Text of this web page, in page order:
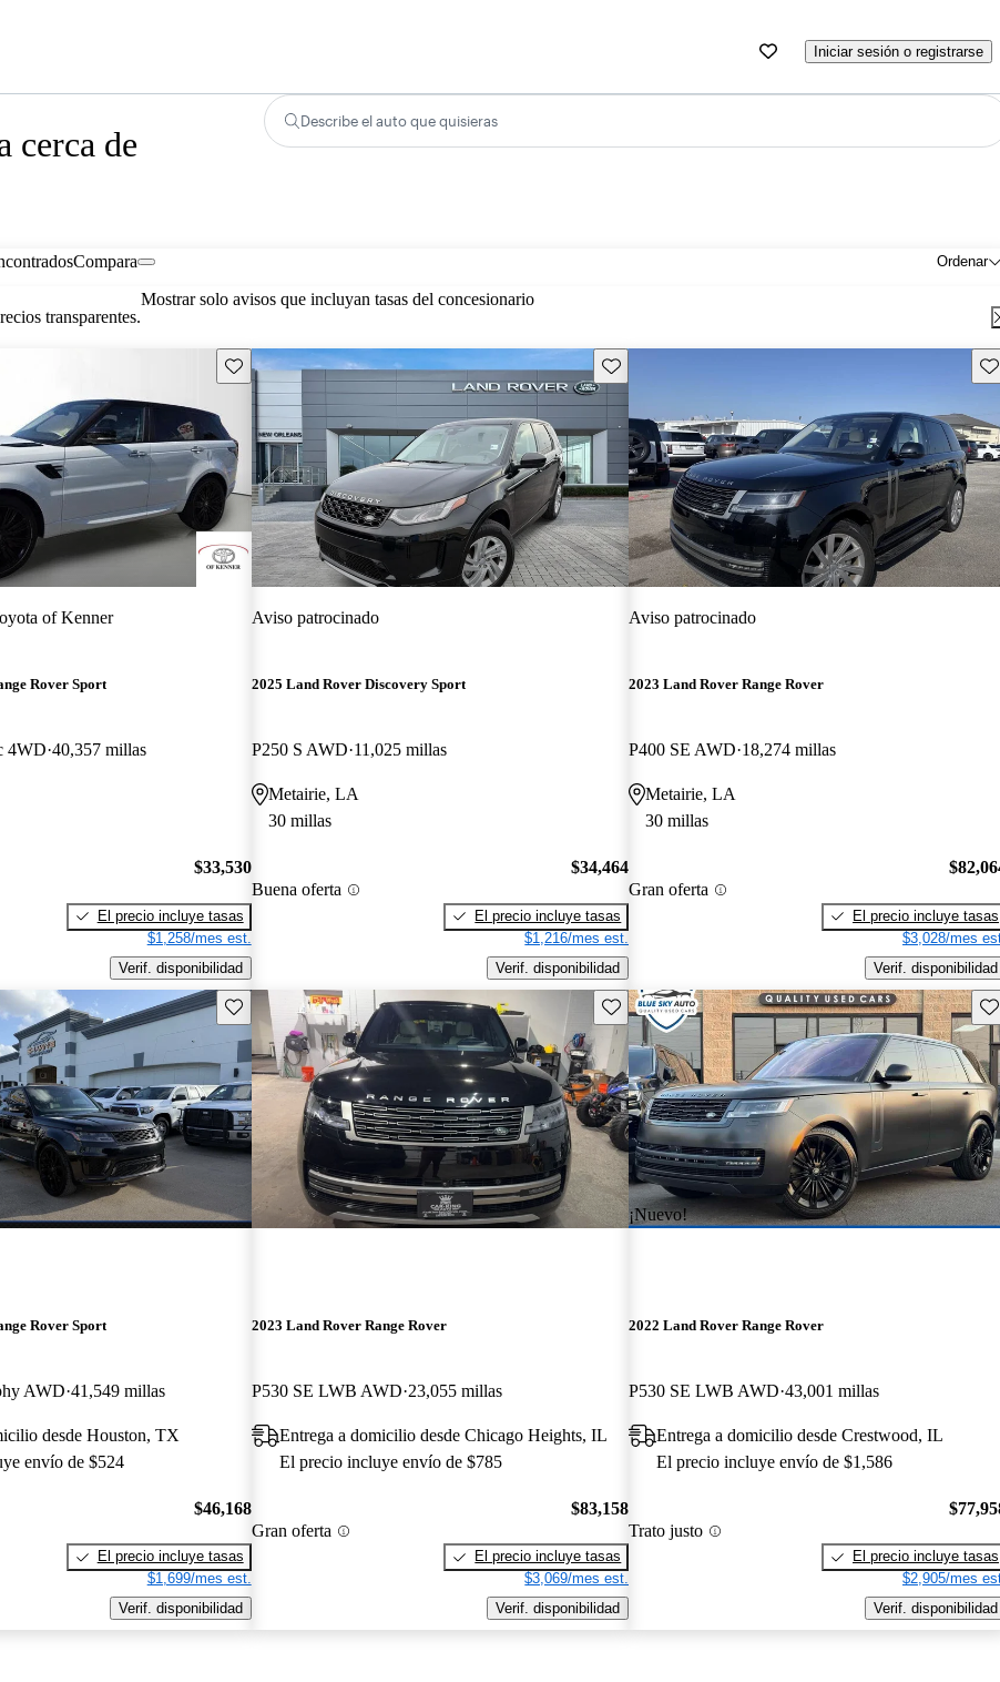
Iniciar sesión o registrarse
cerca de
Describe el auto que quisieras
Ordenar
Compara
transparentes.
Mostrar solo avisos que incluyan tasas del concesionario
Guarda este Aviso
of Kenner
Rover Sport
4WD 40,357 millas
$33,530
El precio incluye tasas
$1,258/mes est.
Verif. disponibilidad
Guarda este Aviso
Aviso patrocinado
2025 Land Rover Discovery Sport
P250 S AWD 11,025 millas
Metairie, LA
30 millas
Buena oferta
$34,464
El precio incluye tasas
$1,216/mes est.
Verif. disponibilidad
Aviso patrocinado
2023 Land Rover Range Rover
P400 SE AWD 18,274 millas
Metairie, LA
30 millas
Gran oferta
El precio incluye tasas
$3,028/mes
Verif. disponibilidad
Guarda este Aviso
Rover Sport
AWD 41,549 millas
desde Houston, TX
envío de $524
$46,168
El precio incluye tasas
$1,699/mes est.
Verif. disponibilidad
Guarda este Aviso
2023 Land Rover Range Rover
P530 SE LWB AWD 23,055 millas
Entrega a domicilio desde Chicago Heights, IL
El precio incluye envío de $785
Gran oferta
$83,158
El precio incluye tasas
$3,069/mes est.
Verif. disponibilidad
¡Nuevo!
2022 Land Rover Range Rover
P530 SE LWB AWD 43,001 millas
Entrega a domicilio desde Crestwood, IL
El precio incluye envío de $1,586
Trato justo
El precio incluye tasas
$2,905/mes
Verif. disponibilidad